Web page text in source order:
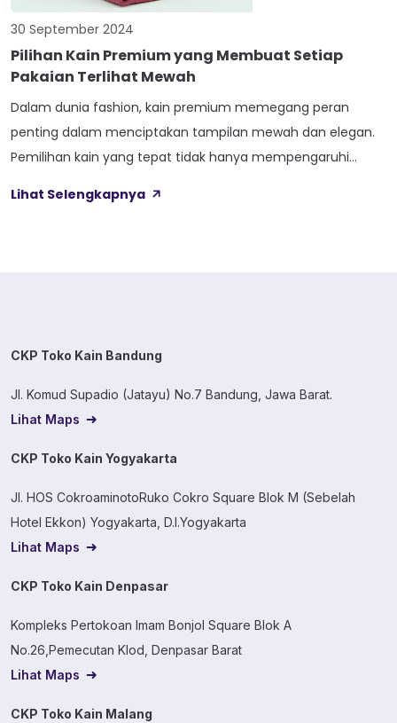
30 September 2024
Pilihan Kain Premium yang Membuat Setiap
Pakaian Terlihat Mewah
Dalam dunia fashion, kain premium memegang peran
penting dalam menciptakan tampilan mewah dan elegan.
Pemilihan kain yang tepat tidak hanya mempengaruhi
Kain premium menawarkan kualitas unggul yang mampu
Lihat Selengkapnya
CKP Toko Kain Bandung
Jl. Komud Supadio (Jatayu) No.7 Bandung, Jawa Barat.
Lihat Maps
CKP Toko Kain Yogyakarta
Jl. HOS CokroaminotoRuko Cokro Square Blok M (Sebelah
Hotel Ekkon) Yogyakarta, D.I.Yogyakarta
Lihat Maps
CKP Toko Kain Denpasar
Kompleks Pertokoan Imam Bonjol Square Blok A
No.26,Pemecutan Klod, Denpasar Barat
Lihat Maps
CKP Toko Kain Malang